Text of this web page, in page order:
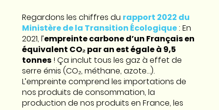
Regardons les chiffres du rapport 2022 du
Ministère de la Transition Écologique: En
2021, l’empreinte carbone d’un Français en
équivalent CO₂ par an est égale à 9,5
tonnes! Ça inclut tous les gaz à effet de
serre émis (CO₂, méthane, azote…).
L’empreinte comprend les importations de
nos produits de consommation, la
production de nos produits en France, les